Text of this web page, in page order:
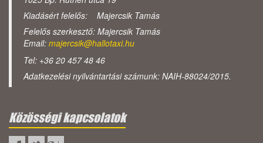
Kiadásért felelős: Majercsik Tamás
Felelős szerkesztő: Majercsik Tamás
Email: majercsik@hallotaxi.hu
Tel: +36 20 457 48 46
Adatkezelési nyilvántartási számunk: NAIH-88024/2015.
Közösségi kapcsolatok